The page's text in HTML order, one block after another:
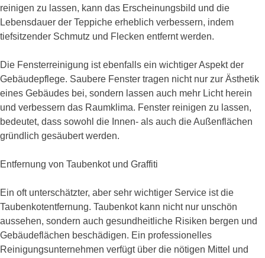
reinigen zu lassen, kann das Erscheinungsbild und die
Lebensdauer der Teppiche erheblich verbessern, indem
tiefsitzender Schmutz und Flecken entfernt werden.
Die Fensterreinigung ist ebenfalls ein wichtiger Aspekt der
Gebäudepflege. Saubere Fenster tragen nicht nur zur Ästhetik
eines Gebäudes bei, sondern lassen auch mehr Licht herein
und verbessern das Raumklima. Fenster reinigen zu lassen,
bedeutet, dass sowohl die Innen- als auch die Außenflächen
gründlich gesäubert werden.
Entfernung von Taubenkot und Graffiti
Ein oft unterschätzter, aber sehr wichtiger Service ist die
Taubenkotentfernung. Taubenkot kann nicht nur unschön
aussehen, sondern auch gesundheitliche Risiken bergen und
Gebäudeflächen beschädigen. Ein professionelles
Reinigungsunternehmen verfügt über die nötigen Mittel und